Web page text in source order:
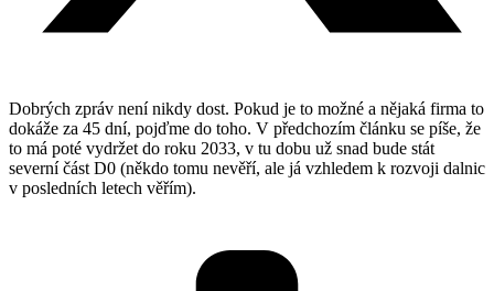
Dobrých zpráv není nikdy dost. Pokud je to možné a nějaká firma to
dokáže za 45 dní, pojďme do toho. V předchozím článku se píše, že
to má poté vydržet do roku 2033, v tu dobu už snad bude stát
severní část D0 (někdo tomu nevěří, ale já vzhledem k rozvoji dalnic
v posledních letech věřím).